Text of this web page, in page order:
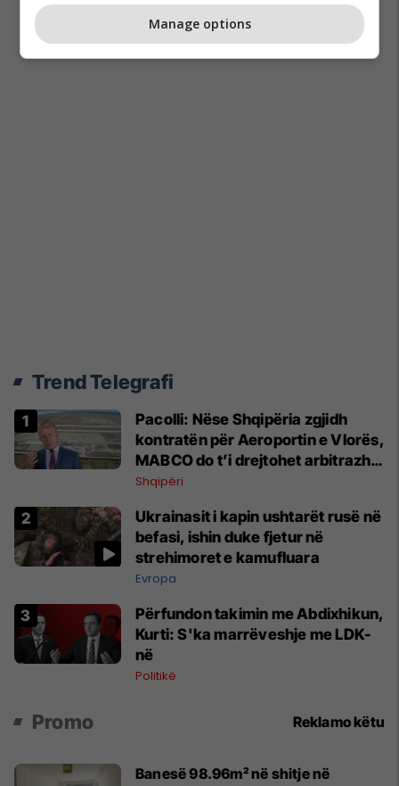
Trend Telegrafi
Pacolli: Nëse Shqipëria zgjidh
kontratën për Aeroportin e Vlorës,
MABCO do t’i drejtohet arbitrazhit
ndërkombëtar
Shqipëri
Ukrainasit i kapin ushtarët rusë në
befasi, ishin duke fjetur në
strehimoret e kamufluara
Evropa
Përfundon takimin me Abdixhikun,
Kurti: S'ka marrëveshje me LDK-
në
Politikë
Promo Reklamo këtu
Banesë 98.96m² në shitje në
Manage options